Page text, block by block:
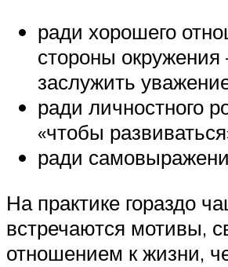
ради хорошего
стороны
заслужить
ради личностного
«чтобы
ради
На практике гораздо
встречаются мотивы,
отношением к жизни,